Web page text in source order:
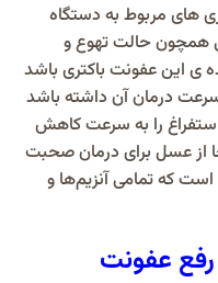
های مربوط به دستگاه
همچون حالت تهوع و
ی این عفونت باکتری باشد
درمان آن داشته باشد
را به سرعت کاهش
از عسل برای درمان صحبت
که تمامی آنزیم‌ها و
عفونت